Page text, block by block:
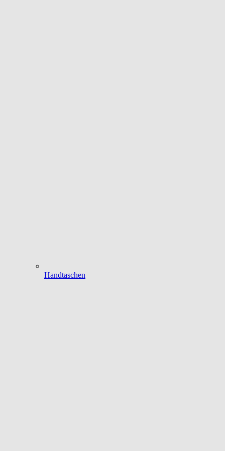
Handtaschen